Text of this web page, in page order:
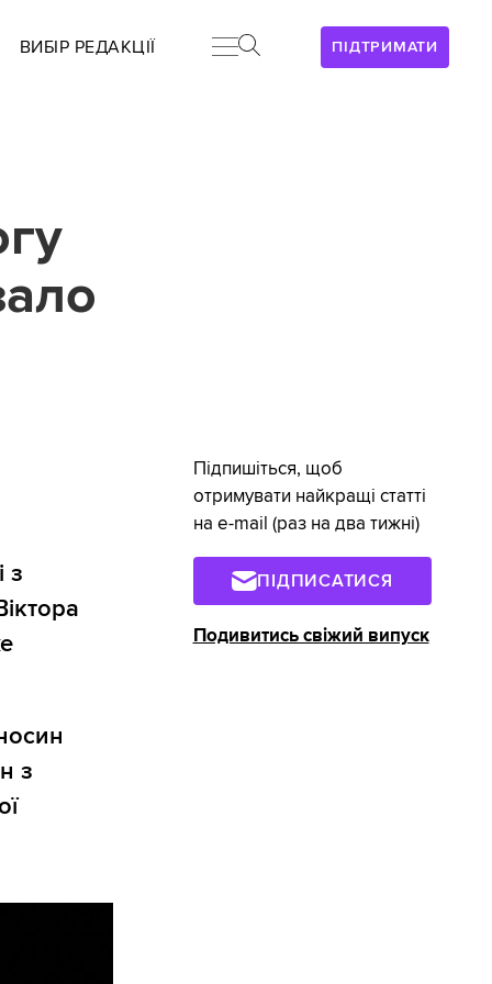
ПІДТРИМАТИ
ВИБІР РЕДАКЦІЇ
з
з
Підпишіться, щоб
отримувати найкращі статті
на e-mail (раз на два тижні)
ПІДПИСАТИСЯ
Подивитись свіжий випуск